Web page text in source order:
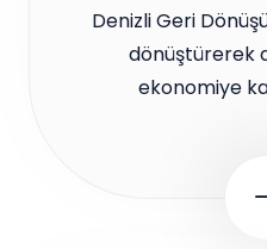
Denizli Geri
dönüştürerek
ekonomiye